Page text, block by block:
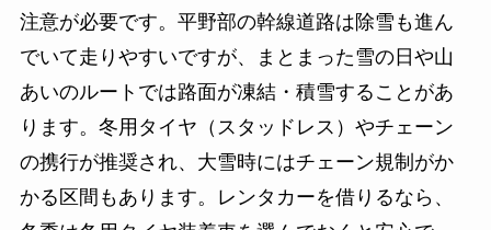
注意が必要です。平野部の幹線道路は除雪も進ん
でいて走りやすいですが、まとまった雪の日や山
あいのルートでは路面が凍結・積雪することがあ
ります。冬用タイヤ（スタッドレス）やチェーン
の携行が推奨され、大雪時にはチェーン規制がか
かる区間もあります。レンタカーを借りるなら、